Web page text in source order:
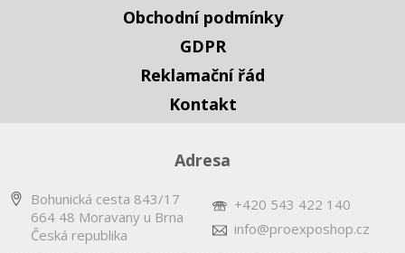
Obchodní podmínky
GDPR
Reklamační řád
Kontakt
Adresa
Bohunická cesta 843/17
664 48 Moravany u Brna
Česká republika
+420 543 422 140
info@proexposhop.cz